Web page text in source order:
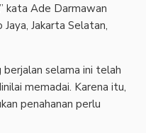
kata Ade Darmawan
Jakarta Selatan,
selama ini telah
memadai. Karena itu,
penahanan perlu